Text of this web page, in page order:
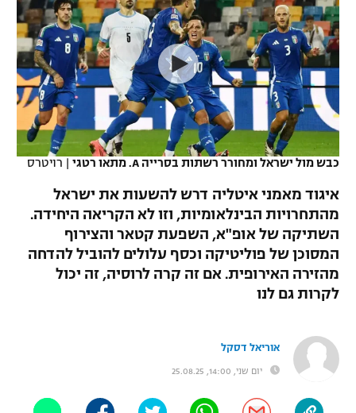
VOD
רץ ברשת
תוצאות
לוח שידורים
ברחבה
"מחצית בשכונה" – פודקאסט
נבחרת ישראל
מכבי חיפה
בית"ר ירושלים
מכבי תל אביב
הפועל חיפה
הפועל באר שבע
מכבי נתניה
ליגה ספרדית
ליגה איטלקית
ליגה צרפתית
ליגה הולנדית
ליגה טורקית
ליגה ברזילאית
ליגות נוספות
כדורסל נשים
מכבי תל אביב
הפועל חולון
הפועל ירושלים
דני אבדיה
יורוליג
יורוקאפ
טניס
כדוריד
כדורעף
שחייה
ג'ודו
אגרוף
ספורט אולימפי
היאבקות WWE
כבש מול ישראל ומחורר רשתות בסרייה A. מתאו רטגי | רויטרס
איגוד מאמני איטליה דרש להשעות את ישראל
מהתחרויות הבינלאומיות, וזו לא הקריאה היחידה.
השתיקה של אופ"א, השפעת קטאר והצירוף
המסוכן של פוליטיקה וכסף עלולים להוביל להדחה
מהזירה האירופית. אם זה קרה לרוסיה, זה יכול
לקרות גם לנו
אוריאל דסקל
יום שני, 14:00, 25.08.25